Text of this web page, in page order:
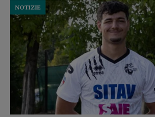
NOTIZIE